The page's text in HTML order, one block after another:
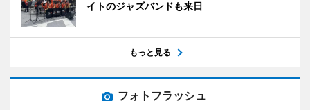
イトのジャズバンドも来日
もっと見る
フォトフラッシュ